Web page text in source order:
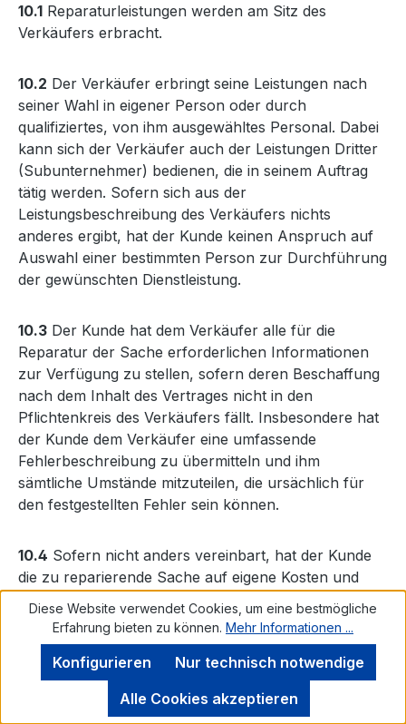
10.1 Reparaturleistungen werden am Sitz des
Verkäufers erbracht.
10.2 Der Verkäufer erbringt seine Leistungen nach
seiner Wahl in eigener Person oder durch
qualifiziertes, von ihm ausgewähltes Personal. Dabei
kann sich der Verkäufer auch der Leistungen Dritter
(Subunternehmer) bedienen, die in seinem Auftrag
tätig werden. Sofern sich aus der
Leistungsbeschreibung des Verkäufers nichts
anderes ergibt, hat der Kunde keinen Anspruch auf
Auswahl einer bestimmten Person zur Durchführung
der gewünschten Dienstleistung.
10.3 Der Kunde hat dem Verkäufer alle für die
Reparatur der Sache erforderlichen Informationen
zur Verfügung zu stellen, sofern deren Beschaffung
nach dem Inhalt des Vertrages nicht in den
Pflichtenkreis des Verkäufers fällt. Insbesondere hat
der Kunde dem Verkäufer eine umfassende
Fehlerbeschreibung zu übermitteln und ihm
sämtliche Umstände mitzuteilen, die ursächlich für
den festgestellten Fehler sein können.
10.4 Sofern nicht anders vereinbart, hat der Kunde
die zu reparierende Sache auf eigene Kosten und
Gefahr an den Sitz des Verkäufers zu versenden.
Der Verkäufer empfiehlt dem Kunden hierfür den
Abschluss einer Transportversicherung. Ferner
empfiehlt der Verkäufer dem Kunden, die Sache in
einer geeigneten Transportverpackung zu
versenden, um das Risiko von Transportschäden zu
Diese Website verwendet Cookies, um eine bestmögliche
Erfahrung bieten zu können. Mehr Informationen ...
Nur technisch notwendige
Konfigurieren
Alle Cookies akzeptieren